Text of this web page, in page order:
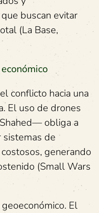
buscan evitar
(La Base,
conflicto hacia una
El uso de drones
obliga a
sistemas de
generando
(Small Wars
El